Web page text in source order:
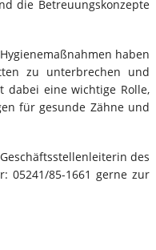
die Betreuungskonzepte
haben
zu unterbrechen und
dabei eine wichtige Rolle,
für gesunde Zähne und
des
05241/85-1661 gerne zur